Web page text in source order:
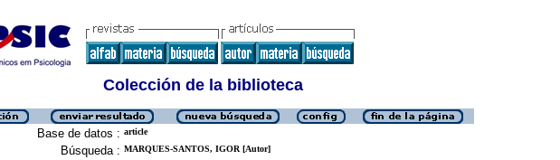
Colección de la biblioteca
Base de datos : article
Búsqueda : MARQUES-SANTOS, IGOR [Autor]